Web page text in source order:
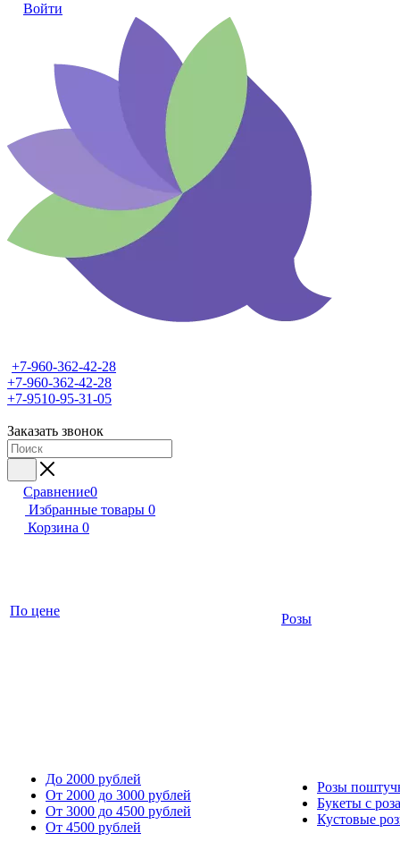
Войти
+7-960-362-42-28
+7-960-362-42-28
+7-9510-95-31-05
Заказать звонок
Сравнение0
Избранные товары 0
Корзина 0
По цене
До 2000 рублей
От 2000 до 3000 рублей
От 3000 до 4500 рублей
От 4500 рублей
Розы
Розы
Букеты с
Кустовые